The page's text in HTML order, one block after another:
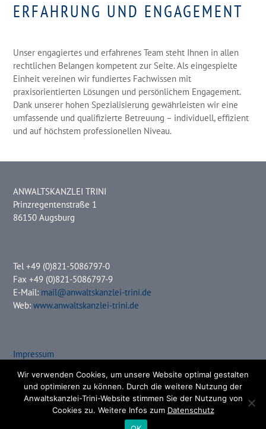
ERFAHRUNG UND ENGAGEMENT
Unser engagiertes und erfahrenes Team steht Ihnen in allen
rechtlichen Belangen kompetent zur Seite. Als eingespielte
Einheit vereinen wir fundiertes Fachwissen mit
praxisorientierten Lösungen und persönlichem Engagement.
Dank unserer hohen Spezialisierung gewährleisten wir eine
umfassende und qualifizierte Betreuung – individuell, effizient
und auf höchstem professionellen Niveau.
ANWALTSKANZLEI TRINI
Prinzregentenstraße 1
86150 Augsburg
Tel +49 (0)821-5086797-0
Fax +49 (0)821-5086797-9
E-Mail: mail@anwaltskanzlei-trini.de
Web:www.anwaltskanzlei-trini.de
Impressum
Wir verwenden Cookies, um unsere Website optimal gestalten
und optimieren zu können. Durch die weitere Nutzung der
Anwaltskanzlei-Trini-Website stimmen Sie der Nutzung von
Cookies zu. Weitere Infos zum Datenschutz